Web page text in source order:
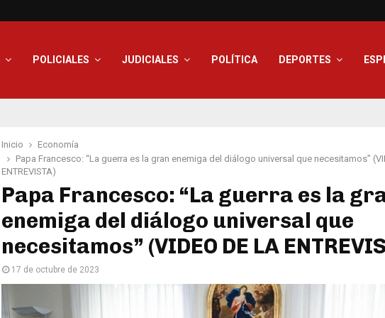
POLICIALES JUDICIALES POLÍTICA DEPORTES
Inicio
Economía
Papa Francesco: “La guerra es la gran enemiga del diálogo universal que necesitamos”
ENTREVISTA)
Papa Francesco: “La guerra es la
enemiga del diálogo universal que
necesitamos” (VIDEO DE LA
17 de octubre de 2023